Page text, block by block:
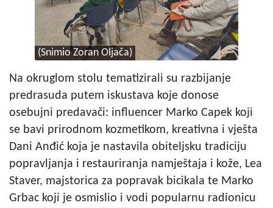
(Snimio Zoran Oljača)
Na okruglom stolu tematizirali su razbijanje
predrasuda putem iskustava koje donose
osebujni predavači: influencer Marko Capek koji
se bavi prirodnom kozmetikom, kreativna i vješta
Dani Anđić koja je nastavila obiteljsku tradiciju
popravljanja i restauriranja namještaja i kože, Lea
Staver, majstorica za popravak bicikala te Marko
Grbac koji je osmislio i vodi popularnu radionicu